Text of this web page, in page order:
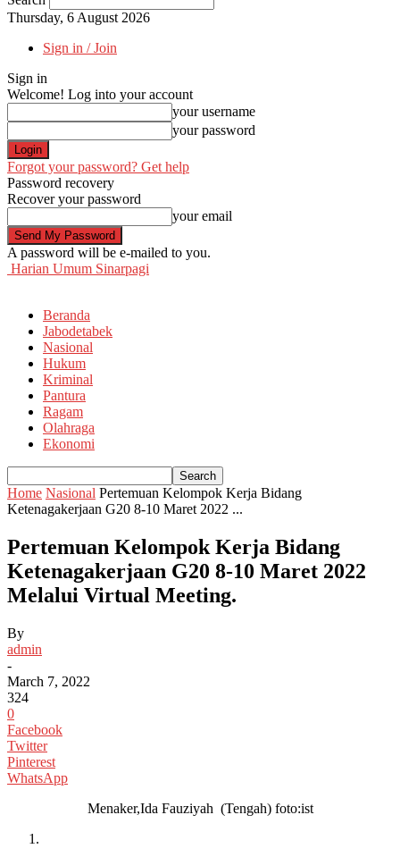
Thursday, 6 August 2026
Sign in / Join
Sign in
Welcome! Log into your account
your username
your password
Forgot your password? Get help
Password recovery
Recover your password
your email
A password will be e-mailed to you.
Harian Umum Sinarpagi
Beranda
Jabodetabek
Nasional
Hukum
Kriminal
Pantura
Ragam
Olahraga
Ekonomi
Home Nasional Pertemuan Kelompok Kerja Bidang
Ketenagakerjaan G20 8-10 Maret 2022 ...
Pertemuan Kelompok Kerja Bidang
Ketenagakerjaan G20 8-10 Maret 2022
Melalui Virtual Meeting.
By
admin
-
March 7, 2022
324
0
Facebook
Twitter
Pinterest
WhatsApp
Menaker,Ida Fauziyah (Tengah) foto:ist